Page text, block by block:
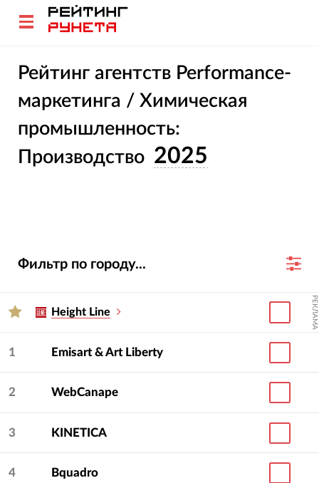
Рейтинг агентств Performance-
маркетинга / Химическая
промышленность:
Производство 2025
Фильтр по городу...
Height Line РЕКЛАМА
1 Emisart & Art Liberty
2 WebCanape
3 KINETICA
4 Bquadro